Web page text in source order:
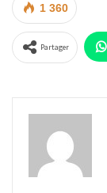
1 360
Partager